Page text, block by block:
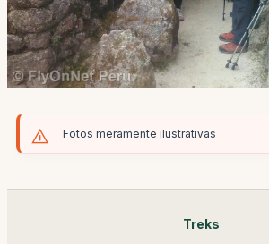
Fotos meramente ilustrativas
Treks